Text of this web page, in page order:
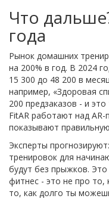
Что
года
Рынок домашних
на 200% в год. В 2024
15 300 до 48 200 в
например, «Здоровая
200 предзаказов - и
FitAR работают над
показывают
Эксперты
тренировок для
будут без прыжков.
фитнес - это не про то,
то, как долго ты